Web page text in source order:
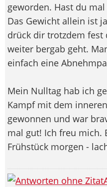
geworden. Hast du
Das Gewicht allein ist
drück dir trotzdem fest
weiter bergab geht.
einfach eine
Mein Nulltag hab ich
Kampf mit dem
gewonnen und war
mal gut! Ich freu mich.
Frühstück morgen -